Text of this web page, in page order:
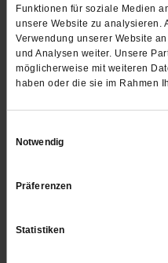
Funktionen für soziale Medien
unsere Website zu analysieren.
Verwendung unserer Website
und Analysen weiter. Unsere
möglicherweise mit weiteren
haben oder die sie im Rahmen
Notwendig
Präferenzen
Statistiken
Für ein CVJM-
im Jahr 1953 das
wurde eines der meist
Jahren erschien ihre
von Kirsten Serup-Bilfeldt